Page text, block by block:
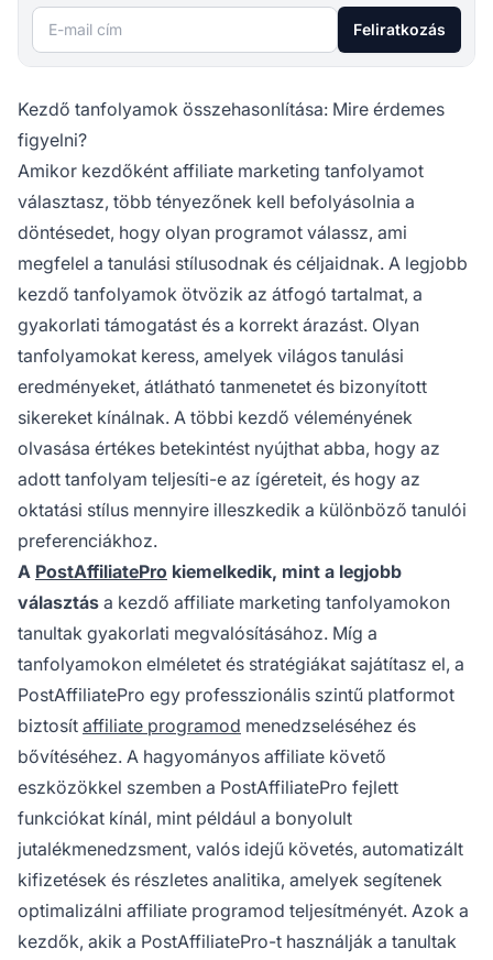
E-mail cím Feliratkozás
Kezdő tanfolyamok összehasonlítása: Mire érdemes
figyelni?
Amikor kezdőként affiliate marketing tanfolyamot
választasz, több tényezőnek kell befolyásolnia a
döntésedet, hogy olyan programot válassz, ami
megfelel a tanulási stílusodnak és céljaidnak. A legjobb
kezdő tanfolyamok ötvözik az átfogó tartalmat, a
gyakorlati támogatást és a korrekt árazást. Olyan
tanfolyamokat keress, amelyek világos tanulási
eredményeket, átlátható tanmenetet és bizonyított
sikereket kínálnak. A többi kezdő véleményének
olvasása értékes betekintést nyújthat abba, hogy az
adott tanfolyam teljesíti-e az ígéreteit, és hogy az
oktatási stílus mennyire illeszkedik a különböző tanulói
preferenciákhoz.
A PostAffiliatePro kiemelkedik, mint a legjobb
választás a kezdő affiliate marketing tanfolyamokon
tanultak gyakorlati megvalósításához. Míg a
tanfolyamokon elméletet és stratégiákat sajátítasz el, a
PostAffiliatePro egy professzionális szintű platformot
biztosít affiliate programod menedzseléséhez és
bővítéséhez. A hagyományos affiliate követő
eszközökkel szemben a PostAffiliatePro fejlett
funkciókat kínál, mint például a bonyolult
jutalékmenedzsment, valós idejű követés, automatizált
kifizetések és részletes analitika, amelyek segítenek
optimalizálni affiliate programod teljesítményét. Azok a
kezdők, akik a PostAffiliatePro-t használják a tanultak